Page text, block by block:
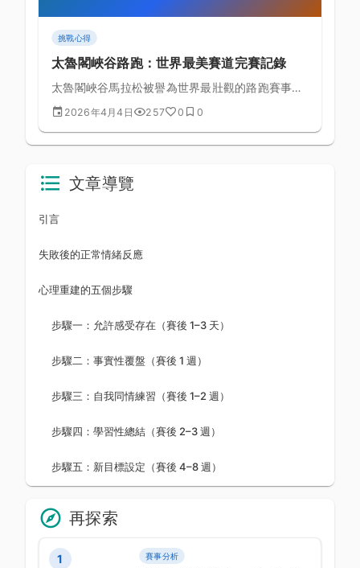
挑戰心得
太魯閣峽谷路跑：世界最美賽道完賽記錄
太魯閣峽谷馬拉松被譽為世界最壯觀的路跑賽事之
一，本文詳細記錄完賽全過程、備賽策略與賽場上
的現場體驗要點。
2026年4月4日 257 0 0
文章導覽
引言
失敗後的正常情緒反應
心理重建的五個步驟
步驟一：允許感受存在（賽後 1–3 天）
步驟二：事實性覆盤（賽後 1 週）
步驟三：自我同情練習（賽後 1–2 週）
步驟四：學習性總結（賽後 2–3 週）
步驟五：新目標設定（賽後 4–8 週）
再探索
1 賽事分析